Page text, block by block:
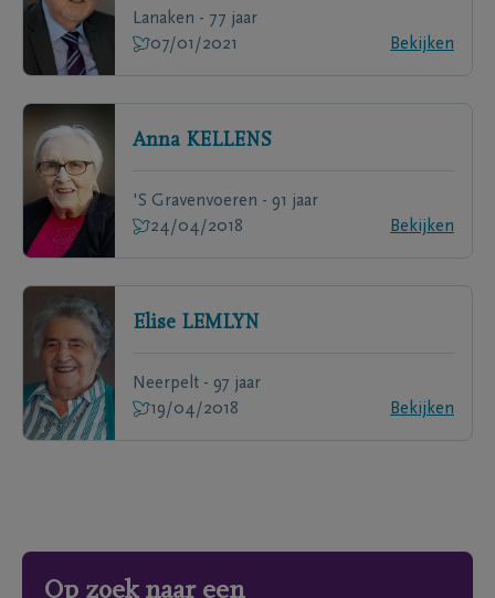
Lanaken - 77 jaar
07/01/2021
Bekijken
Anna KELLENS
'S Gravenvoeren - 91 jaar
24/04/2018
Bekijken
Elise LEMLYN
Neerpelt - 97 jaar
19/04/2018
Bekijken
Op zoek naar een